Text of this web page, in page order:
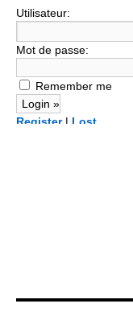
Utilisateur:
Mot de passe:
Remember me
Register| Lost